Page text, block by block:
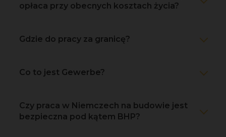
opłaca przy obecnych kosztach życia?
Gdzie do pracy za granicę?
Co to jest Gewerbe?
Czy praca w Niemczech na budowie jest
bezpieczna pod kątem BHP?